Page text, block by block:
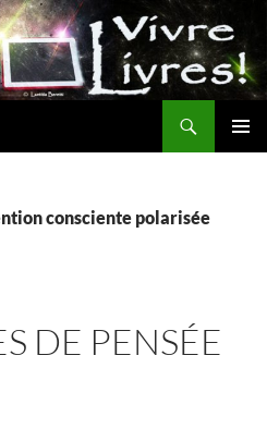
consciente polarisée
DE PENSÉE